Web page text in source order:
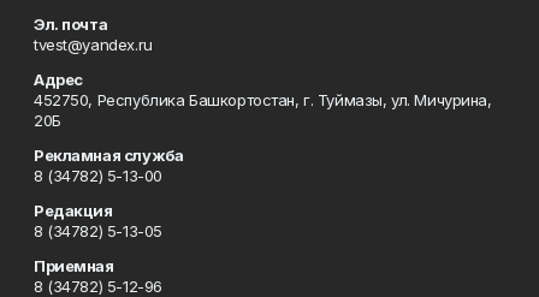
Эл. почта
tvest@yandex.ru
Адрес
452750, Республика Башкортостан, г. Туймазы, ул. Мичурина,
20Б
Рекламная служба
8 (34782) 5-13-00
Редакция
8 (34782) 5-13-05
Приемная
8 (34782) 5-12-96